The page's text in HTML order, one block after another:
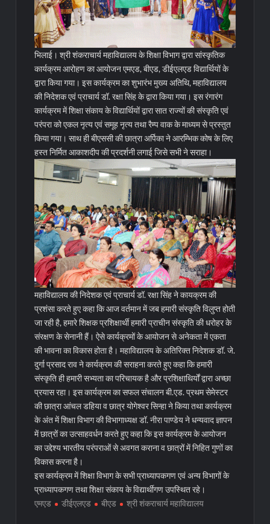
भिलाई। श्री शंकराचार्य महाविद्यालय के शिक्षा विभाग द्वारा सांस्कृतिक
कार्यक्रम आरोहण का आयोजन एमएड, बीएड, डीईएलएड विद्यार्थियों के
द्वारा किया गया। इस कार्यक्रम का शुभारंभ मुख्य अतिथि, महाविद्यालय
की निदेशक एवं प्राचार्य डॉ. रक्षा सिंह के द्वारा किया गया। इस रंगारंग
कार्यक्रम में शिक्षा संकाय के विद्यार्थियों द्वारा सात राज्यों की संस्कृति एवं
परंपरा को एकल नृत्य एवं समूह नृत्य तथा रैम्प वाक के माध्यम से प्रस्तुत
किया गया। साथ ही बीएससी की छात्रा अर्पिका ने आरम्भिक कोष के लिए
हस्त निर्मित आकाशदीप की प्रदर्शनी लगाई जिसे सभी ने सराहा।
महाविद्यालय की निदेशक एवं प्राचार्य डॉ. रक्षा सिंह ने कायक्रम की
प्रशंसा करते हुए कहा कि आज वर्तमान में जब हमारी संस्कृति विलुप्त होती
जा रही है, हमारे शिक्षक प्रशिक्षार्थी हमारी प्राचीन संस्कृति की धरोहर के
संरक्षण के सेनानी हैं। ऐसे कार्यक्रमों के आयोजन से अनेकता में एकता
की भावना का विकास होता है। महाविद्यालय के अतिरिक्त निदेशक डॉ. जे.
दुर्गा प्रसाद राव ने कार्यक्रम की सराहना करते हुए कहा कि हमारी
संस्कृति ही हमारी सभ्यता का परिचायक है और प्रशिक्षाथिर्यों द्वारा अच्छा
प्रयास रहा। इस कार्यक्रम का सफल संचालन बी.एड. प्रथम सेमेस्टर
की छात्रा आंचल डहिया व छात्र योगेश्वर सिन्हा ने किया तथा कार्यक्रम
के अंत में शिक्षा विभाग की विभागाध्यक्ष डॉ. नीरा पाण्डेय ने धन्यवाद ज्ञापन
में छात्रों का उत्साहवर्धन करते हुए कहा कि इस कार्यक्रम के आयोजन
का उद्देश्य भारतीय परंपराओं से अवगत कराना व छात्रों में निहित गुणों का
विकास करना है।
इस कार्यक्रम में शिक्षा विभाग के सभी प्राध्यापकगण एवं अन्य विभागों के
प्राध्यापकगण तथा शिक्षा संकाय के विद्यार्थीगण उपस्थित रहे।
एमएड
डीईएलएड बीएड श्री शंकराचार्य महाविद्यालय